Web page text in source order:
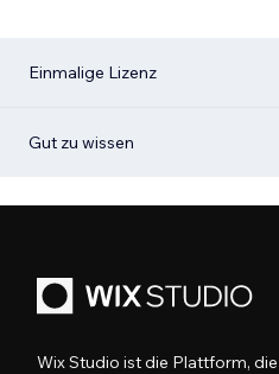
Einmalige Lizenz
Gut zu wissen
Wix Studio ist die Plattform,